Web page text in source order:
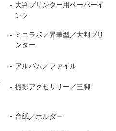
大判プリンター用ペーパーイ
ンク
ミニラボ／昇華型／大判プリ
ンター
アルバム／ファイル
撮影アクセサリー／三脚
台紙／ホルダー